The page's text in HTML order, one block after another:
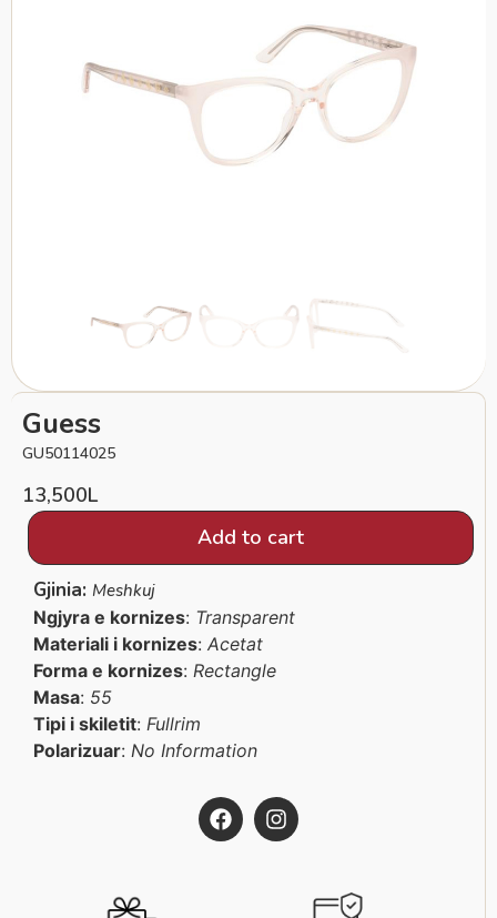
Guess
GU50114025
13,500L
Add to cart
Gjinia: Meshkuj
Ngjyra e kornizes: Transparent
Materiali i kornizes: Acetat
Forma e kornizes: Rectangle
Masa: 55
Tipi i skiletit: Fullrim
Polarizuar: No Information